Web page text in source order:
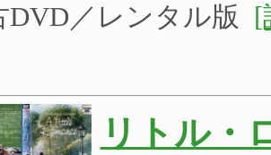
DVD／レンタル版 [
リトル・